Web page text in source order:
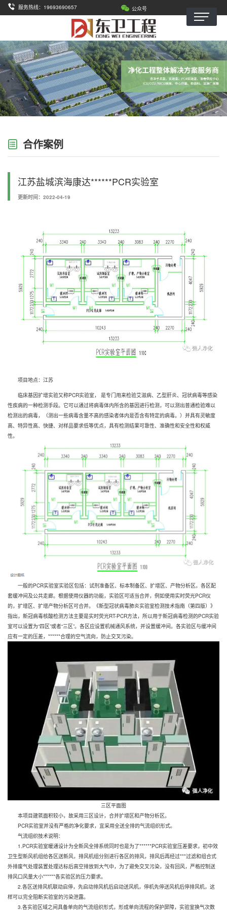
服务热线：19693690657 公众号
合作案例
江苏盐城滨海康达******PCR实验室
更新时间：2022-04-19
项目地点：江苏
临床基因扩增实验又称PCR实验室， 是专门用来检验艾滋病、乙型肝炎、冠状病毒等感染
性疾病的一种检测手段。它可以通过将病毒体内所含的基因进行检测，可以测出普通检验难以
检测出的病毒，（测出一些病毒含量不高的感染者体内是否含有特定的病毒。）并具有灵敏度
高、特异性高、快捷、对样品要求低等优点，具有检测结果可靠性、准确性和安全性和权威
性。
一般的PCR实验室实验区包括：试剂准备区、标本制备区、扩增区、产物分析区。各区配
套缓冲间及公共走廊。根据使用仪器的功能，实验区可适当合并，例如使用实时荧光PCR仪
的，扩增区、扩增产物分析区可合并。《新型冠状病毒肺炎实验室检测技术指南（第四版）》
指出，新冠病毒核酸检测方法主要是实时荧光RT-PCR方法，所以用于新冠病毒检测的PCR实验
室可以设置为“四区”或者“三区”。各区应设置机械通风系统，并设置缓冲间。各实验区与缓冲间
应有一定的压差，******合理的空气流向，防止交叉污染。
三区平面图
本项目建筑面积较小，故采用三区设计，合并扩增区和产物分析区。
PCR实验室并没有严格的净化要求，宜采用全送全排的气流组织形式。
气流组织技术说明：
1.PCR实验室暖通设计为全新风全排系统同时也是为了******PCR实验室压差要求，初中效
卫生型新风机组给各区送新风，排风机组分别进行各区的排风，排风后再经过***过滤和组合式
外排废气处理装置处理达标后高空排放到大气中，为了避免交叉污染，没有回风，严格控制送
排风口风量大小******各实验区的压力要求。
2.各区送排风机联动启停，先启动排风机后启动送风机，停机先停送风机后停排风机，这
样可以完全阻断实验室的污染泄露。
3.各实验区域之间具备单向的气流组织形式，形成单向流程的保护屏障，实验室换气次数